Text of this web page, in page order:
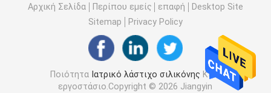
Αλογονημένο βουτυλικό λάστιχο
Ιατρικός σωλήνας σιλικόνης
Σωλήνας αποξηράνσεων
Αρχική Σελίδα Περίπου εμείς επαφή
Desktop Site
Sitemap
Privacy Policy
Ποιότητα Ιατρικό λάστιχο σιλικόνης Κίνα
εργοστάσιο.Copyright © 2026 Jiangyin